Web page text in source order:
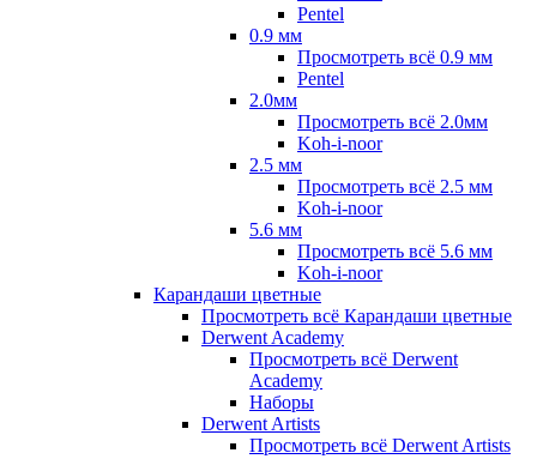
Pentel
0.9 мм
Просмотреть всё 0.9 мм
Pentel
2.0мм
Просмотреть всё 2.0мм
Koh-i-noor
2.5 мм
Просмотреть всё 2.5 мм
Koh-i-noor
5.6 мм
Просмотреть всё 5.6 мм
Koh-i-noor
Карандаши цветные
Просмотреть всё Карандаши цветные
Derwent Academy
Просмотреть всё Derwent
Academy
Наборы
Derwent Artists
Просмотреть всё Derwent Artists